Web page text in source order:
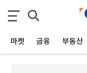
마켓 금융 부동산